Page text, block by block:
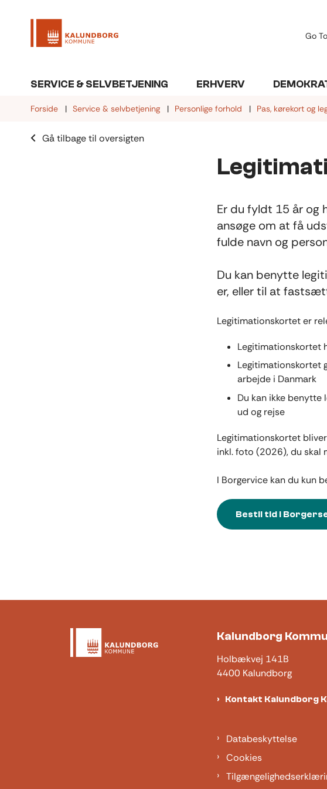
Go
SERVICE & SELVBETJENING ERHVERV
Forside Service & selvbetjening Personlige forhold Pas, kørekort og
Gå tilbage til oversigten
Er du fyldt 15 år og
ansøge om at få
fulde navn og
Du kan benytte
er, eller til at
Legitimationskortet er
Legitimationskortet
Legitimationskortet
arbejde i Danmark
Du kan ikke
ud og rejse
Legitimationskortet
inkl. foto (2026), du skal
I Borgervice kan du kun
Bestil tid i
Kalundborg
Holbækvej 141B
4400 Kalundborg
Kontakt Kalundborg
Databeskyttelse
Cookies